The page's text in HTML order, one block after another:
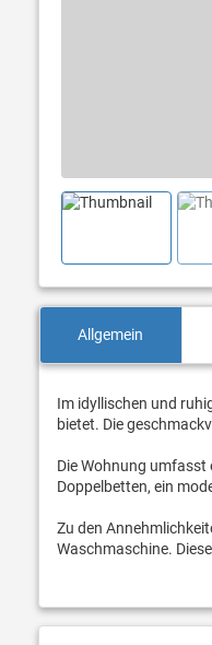
Allgemein
Im idyllischen und
bietet. Die
Die Wohnung
Doppelbetten, ein
Zu den
Waschmaschine.